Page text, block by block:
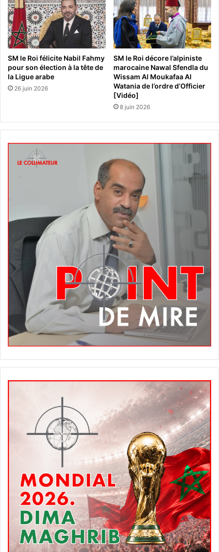
SM le Roi félicite Nabil Fahmy
pour son élection à la tête de
la Ligue arabe
26 juin 2026
SM le Roi décore l’alpiniste
marocaine Nawal Sfendla du
Wissam Al Moukafaa Al
Watania de l’ordre d’Officier
[Vidéo]
8 juin 2026